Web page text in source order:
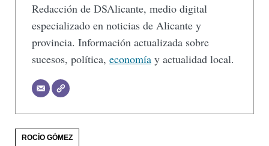
Redacción de DSAlicante, medio digital
especializado en noticias de Alicante y
provincia. Información actualizada sobre
sucesos, política, economía y actualidad local.
ROCÍO GÓMEZ